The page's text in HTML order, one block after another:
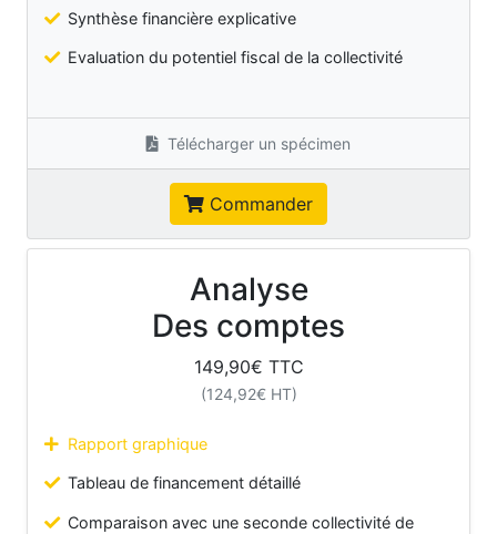
Synthèse financière explicative
Evaluation du potentiel fiscal de la collectivité
Télécharger un spécimen
Commander
Analyse
Des comptes
149,90€ TTC
(124,92€ HT)
Rapport graphique
Tableau de financement détaillé
Comparaison avec une seconde collectivité de